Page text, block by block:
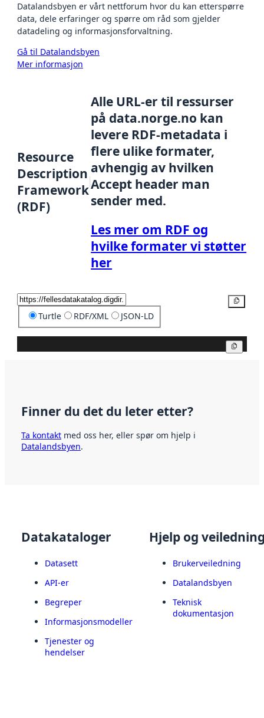
Datalandsbyen er vårt nettforum hvor du kan etterspørre
data, dele erfaringer og spørre om råd som gjelder
datadeling og informasjonsforvaltning.
Gå til Datalandsbyen
Mer informasjon
Resource
Description
Framework
(RDF)
Alle URL-er til ressurser
på data.norge.no kan
levere RDF-metadata i
flere ulike formater,
avhengig av hvilken
Accept header man
sender med.
Les mer om RDF og
hvilke formater vi støtter
her
Turtle RDF/XML JSON-LD
Finner du det du leter etter?
Ta kontakt med oss her, eller spør om hjelp i
Datalandsbyen.
Datakataloger
Datasett
API-er
Begreper
Informasjonsmodeller
Tjenester og
hendelser
Hjelp og
Brukerveiledning
Datalandsbyen
Teknisk
dokumentasjon